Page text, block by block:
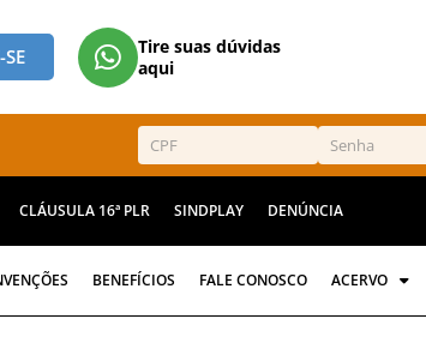
Tire suas dúvidas
aqui
CLÁUSULA 16ª PLR SINDPLAY DENÚNCIA
BENEFÍCIOS FALE CONOSCO ACERVO